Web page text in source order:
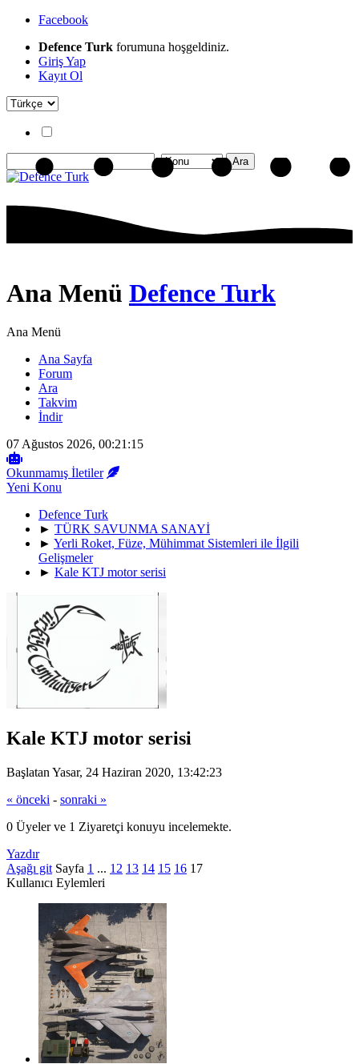
Facebook
Defence Turk forumuna hoşgeldiniz.
Giriş Yap
Kayıt Ol
Ana Menü Defence Turk
Ana Menü
Ana Sayfa
Forum
Ara
Takvim
İndir
07 Ağustos 2026, 00:21:15
Okunmamış İletiler
Yeni Konu
Defence Turk
► TÜRK SAVUNMA SANAYİ
► Yerli Roket, Füze, Mühimmat Sistemleri ile İlgili
Gelişmeler
► Kale KTJ motor serisi
Kale KTJ motor serisi
Başlatan Yasar, 24 Haziran 2020, 13:42:23
« önceki - sonraki »
0 Üyeler ve 1 Ziyaretçi konuyu incelemekte.
Yazdır
Aşağı git Sayfa 1 ... 12 13 14 15 16 17
Kullanıcı Eylemleri